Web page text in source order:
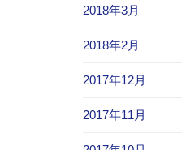
2018年3月
2018年2月
2017年12月
2017年11月